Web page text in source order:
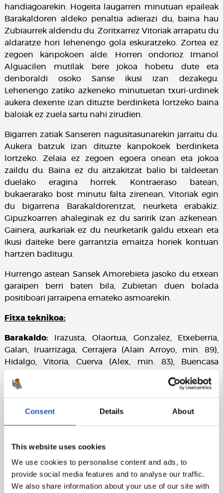
Consent Details About
This website uses cookies
We use cookies to personalise content and ads, to
provide social media features and to analyse our traffic.
We also share information about your use of our site with
handiagoarekin. Hogeita laugarren minutuan epaileak
Barakaldoren aldeko penaltia adierazi du, baina hau
Zubiaurrek aldendu du. Zoritxarrez Vitoriak arrapatu du
aldaratze hori lehenengo gola eskuratzeko. Zortea ez
zegoen kanpokoen alde. Horren ondorioz Imanol
Alguacilen mutilak bere jokoa hobetu dute eta
denboraldi osoko Sanse ikusi izan dezakegu.
Lehenengo zatiko azkeneko minutuetan txuri-urdinek
aukera dexente izan dituzte berdinketa lortzeko baina
baloiak ez zuela sartu nahi zirudien.
Bigarren zatiak Sanseren nagusitasunarekin jarraitu du.
Aukera batzuk izan dituzte kanpokoek berdinketa
lortzeko. Zelaia ez zegoen egoera onean eta jokoa
zaildu du. Baina ez du aitzakitzat balio bi taldeetan
duelako eragina horrek. Kontraeraso batean,
bukaerarako bost minutu falta zirenean, Vitoriak egin
du bigarrena Barakaldorentzat, neurketa erabakiz.
Gipuzkoarren ahaleginak ez du saririk izan azkenean.
Gainera, aurkariak ez du neurketarik galdu etxean eta
ikusi daiteke bere garrantzia emaitza horiek kontuan
hartzen baditugu.
Hurrengo astean Sansek Amorebieta jasoko du etxean
garaipen berri baten bila, Zubietan duen bolada
positiboari jarraipena emateko asmoarekin.
Fitxa teknikoa:
Barakaldo:Irazusta, Olaortua, Gonzalez, Etxeberria,
Galan, Iruarrizaga, Cerrajera (Alain Arroyo, min. 89),
Hidalgo, Vitoria, Cuerva (Alex, min. 83), Buencasa
Epailea:
Roman Roman. Txartel horia erakutsi die
etxeko Hidalgo, Gonzalez, Cuerva eta Cerrajerari eta
kanpoko Arrieta eta Guevarari. Etxeko Vitoria kanporatu